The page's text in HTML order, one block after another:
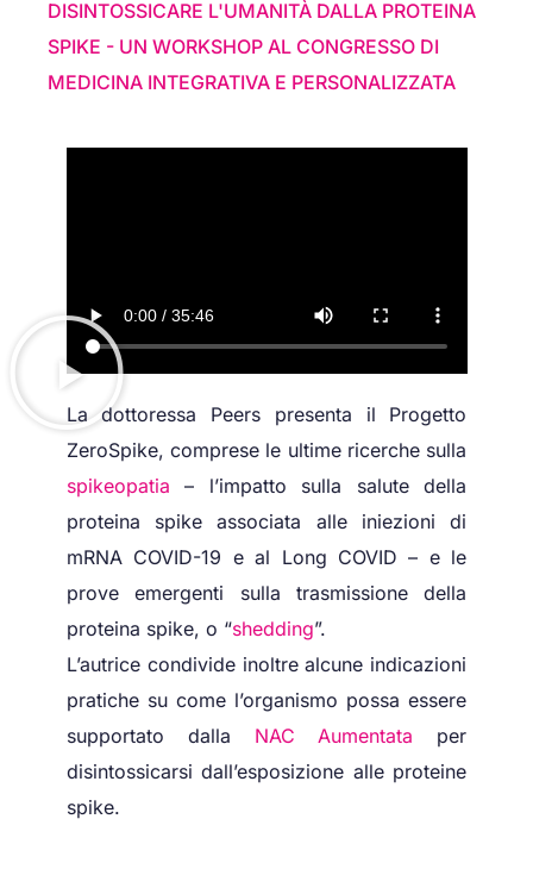
DISINTOSSICARE L'UMANITÀ DALLA PROTEINA
SPIKE - UN WORKSHOP AL CONGRESSO DI
MEDICINA INTEGRATIVA E PERSONALIZZATA
La dottoressa Peers presenta il Progetto
ZeroSpike, comprese le ultime ricerche sulla
spikeopatia – l’impatto sulla salute della
proteina spike associata alle iniezioni di
mRNA COVID-19 e al Long COVID – e le
prove emergenti sulla trasmissione della
proteina spike, o “shedding”.
L’autrice condivide inoltre alcune indicazioni
pratiche su come l’organismo possa essere
supportato dalla NAC Aumentata per
disintossicarsi dall’esposizione alle proteine
spike.